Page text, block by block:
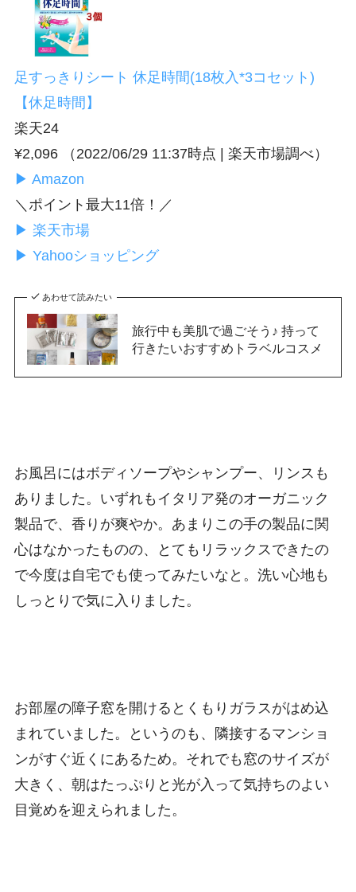
足すっきりシート 休足時間(18枚入*3コセット)
【休足時間】
楽天24
¥2,096
（2022/06/29 11:37時点 | 楽天市場調べ）
▶ Amazon
＼ポイント最大11倍！／
▶ 楽天市場
▶ Yahooショッピング
あわせて読みたい
旅行中も美肌で過ごそう♪ 持って
行きたいおすすめトラベルコスメ
お風呂にはボディソープやシャンプー、リンスも
ありました。いずれもイタリア発のオーガニック
製品で、香りが爽やか。あまりこの手の製品に関
心はなかったものの、とてもリラックスできたの
で今度は自宅でも使ってみたいなと。洗い心地も
しっとりで気に入りました。
お部屋の障子窓を開けるとくもりガラスがはめ込
まれていました。というのも、隣接するマンショ
ンがすぐ近くにあるため。それでも窓のサイズが
大きく、朝はたっぷりと光が入って気持ちのよい
目覚めを迎えられました。